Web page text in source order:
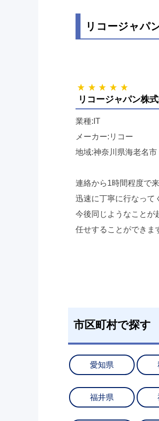
リコージャパ
リコージャパン株
業種:IT
メーカー:リコー
地域:神奈川県海老名市
連絡から1時間程度で
迅速に丁寧に行なって
今後同じようなことが
任せすることができま
市区町村で探す
愛知県
福井県